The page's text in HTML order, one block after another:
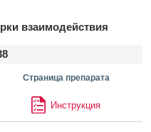
взаимодействия
Страница препарата
Инструкция